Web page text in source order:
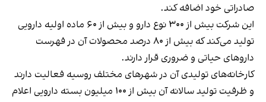
صادراتی خود اضافه کند.
این شرکت بیش از ۳۰۰ نوع دارو و بیش از ۶۰ ماده اولیه دارویی
تولید می‌کند که بیش از ۸۰ درصد محصولات آن در فهرست
داروهای حیاتی و ضروری قرار دارند.
کارخانه‌های تولیدی آن در شهرهای مختلف روسیه فعالیت دارند
و ظرفیت تولید سالانه آن بیش از ۱۰۰ میلیون بسته دارویی اعلام